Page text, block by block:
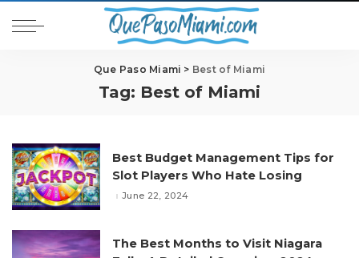
Que Paso Miami > Best of Miami
Tag: Best of Miami
Best Budget Management Tips for
Slot Players Who Hate Losing
June 22, 2024
The Best Months to Visit Niagara